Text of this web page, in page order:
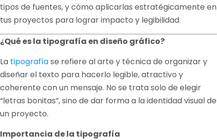
tipos de fuentes, y cómo aplicarlas estratégicamente en
tus proyectos para lograr impacto y legibilidad.
¿Qué es la tipografía en diseño gráfico?
La tipografíase refiere al arte y técnica de organizar y
diseñar el texto para hacerlo legible, atractivo y
coherente con un mensaje. No se trata solo de elegir
“letras bonitas”, sino de dar forma a la identidad visual de
un proyecto.
Importancia de la tipografía